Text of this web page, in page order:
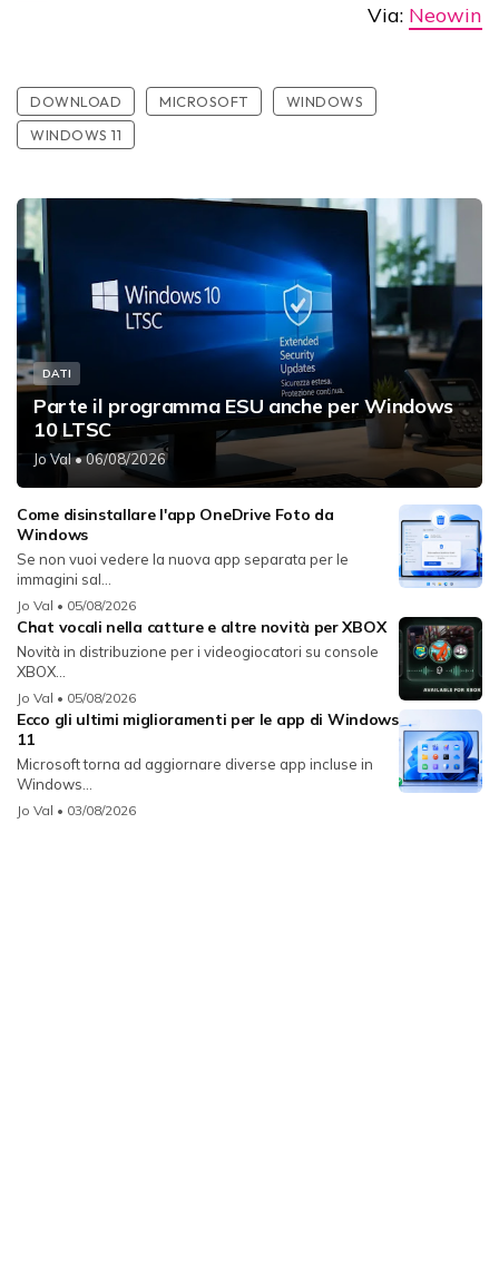
Via: Neowin
DOWNLOAD MICROSOFT
WINDOWS
WINDOWS 11
DATI
Parte il programma ESU anche per Windows
10 LTSC
Jo Val• 06/08/2026
Come disinstallare l'app OneDrive Foto da
Windows
Se non vuoi vedere la nuova app separata per le
immagini sal...
Jo Val • 05/08/2026
Chat vocali nella catture e altre novità per XBOX
Novità in distribuzione per i videogiocatori su console
XBOX...
Jo Val • 05/08/2026
Ecco gli ultimi miglioramenti per le app di Windows
11
Microsoft torna ad aggiornare diverse app incluse in
Windows...
Jo Val • 03/08/2026